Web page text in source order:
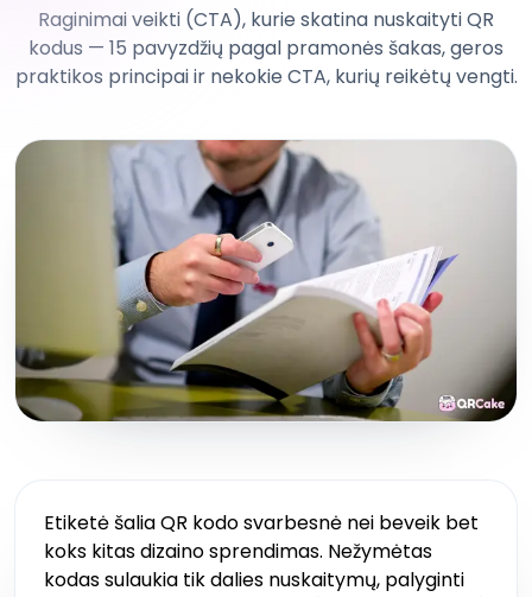
Raginimai veikti (CTA), kurie skatina nuskaityti QR
kodus — 15 pavyzdžių pagal pramonės šakas, geros
praktikos principai ir nekokie CTA, kurių reikėtų vengti.
Etiketė šalia QR kodo svarbesnė nei beveik bet
koks kitas dizaino sprendimas. Nežymėtas
kodas sulaukia tik dalies nuskaitymų, palyginti